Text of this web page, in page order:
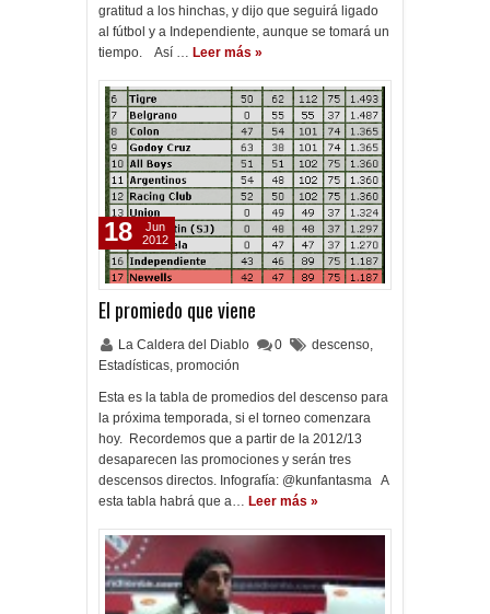
gratitud a los hinchas, y dijo que seguirá ligado
al fútbol y a Independiente, aunque se tomará un
tiempo. Así … Leer más »
El promiedo que viene
La Caldera del Diablo 0 descenso,
Estadísticas, promoción
Esta es la tabla de promedios del descenso para
la próxima temporada, si el torneo comenzara
hoy. Recordemos que a partir de la 2012/13
desaparecen las promociones y serán tres
descensos directos. Infografía: @kunfantasma A
esta tabla habrá que a… Leer más »
18
Jun
2012